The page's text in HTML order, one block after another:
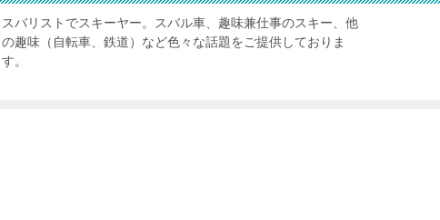
スバリストでスキーヤー。スバル車、趣味兼仕事のスキー、他
の趣味（自転車、鉄道）など色々な話題をご提供しておりま
す。